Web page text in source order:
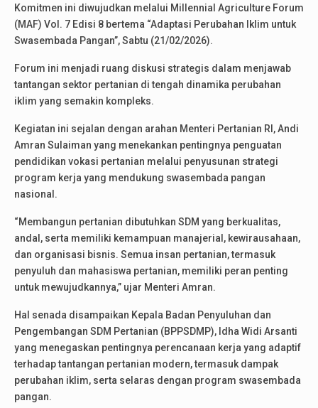
Komitmen ini diwujudkan melalui Millennial Agriculture Forum
(MAF) Vol. 7 Edisi 8 bertema “Adaptasi Perubahan Iklim untuk
Swasembada Pangan”, Sabtu (21/02/2026).
Forum ini menjadi ruang diskusi strategis dalam menjawab
tantangan sektor pertanian di tengah dinamika perubahan
iklim yang semakin kompleks.
Kegiatan ini sejalan dengan arahan Menteri Pertanian RI, Andi
Amran Sulaiman yang menekankan pentingnya penguatan
pendidikan vokasi pertanian melalui penyusunan strategi
program kerja yang mendukung swasembada pangan
nasional.
“Membangun pertanian dibutuhkan SDM yang berkualitas,
andal, serta memiliki kemampuan manajerial, kewirausahaan,
dan organisasi bisnis. Semua insan pertanian, termasuk
penyuluh dan mahasiswa pertanian, memiliki peran penting
untuk mewujudkannya,” ujar Menteri Amran.
Hal senada disampaikan Kepala Badan Penyuluhan dan
Pengembangan SDM Pertanian (BPPSDMP), Idha Widi Arsanti
yang menegaskan pentingnya perencanaan kerja yang adaptif
terhadap tantangan pertanian modern, termasuk dampak
perubahan iklim, serta selaras dengan program swasembada
pangan.